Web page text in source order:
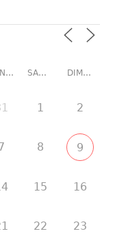
VENDREDI SAMEDI DIMANCHE
1 2
8 9
15 16
22 23